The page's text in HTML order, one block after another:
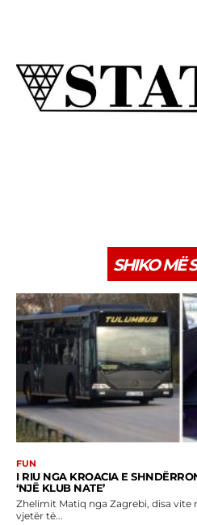
SHIKO MË
FUN
I RIU NGA KROACIA E
‘NJË KLUB NATE’
Zhelimit Matiq nga Zagrebi, disa vite
vjetër të...